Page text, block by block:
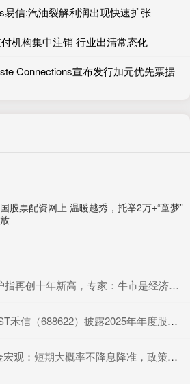
信:汽油裂解利润出现快速扩张
机构集中注销 行业出清常态化
Connections宣布发行加元优先票据
股票配资网上 温暖越秀，托举2万+“童梦”
十年新高，专家：牛市是经济增长重要引擎
披露2025年年度股东会决议公告，5月22日股价上涨3.33%
期大概率不降息降准，政策还需要踩油门吗？